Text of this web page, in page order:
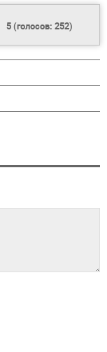
5(голосов: 252)